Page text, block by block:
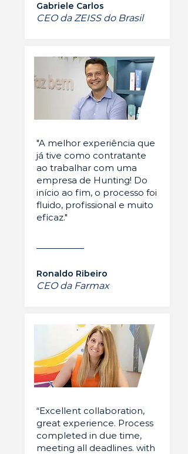
Gabriele Carlos
CEO da ZEISS do Brasil
"A melhor experiência que
já tive como contratante
ao trabalhar com uma
empresa de Hunting! Do
início ao fim, o processo foi
fluido, profissional e muito
eficaz."
Ronaldo Ribeiro
CEO da Farmax
“Excellent collaboration,
great experience. Process
completed in due time,
meeting all deadlines. with